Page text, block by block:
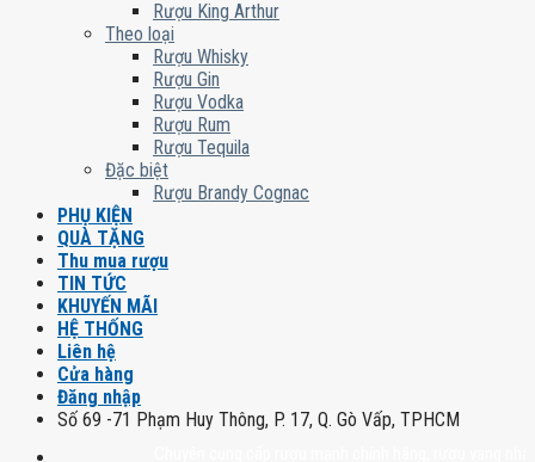
Rượu King Arthur
Theo loại
Rượu Whisky
Rượu Gin
Rượu Vodka
Rượu Rum
Rượu Tequila
Đặc biệt
Rượu Brandy Cognac
PHỤ KIỆN
QUÀ TẶNG
Thu mua rượu
TIN TỨC
KHUYẾN MÃI
HỆ THỐNG
Liên hệ
Cửa hàng
Đăng nhập
Số 69 -71 Phạm Huy Thông, P. 17, Q. Gò Vấp, TPHCM